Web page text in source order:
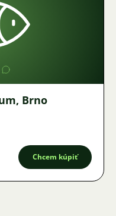
Brno
Chcem kúpiť